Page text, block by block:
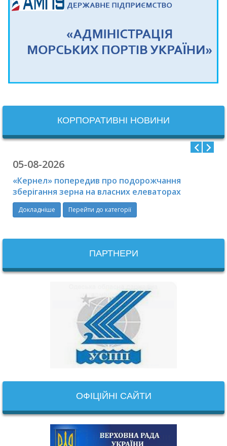
КОРПОРАТИВНІ НОВИНИ
05-08-2026
«Кернел» попередив про подорожчання
зберігання зерна на власних елеваторах
Докладніше Перейти до категорії
ПАРТНЕРИ
ОФІЦІЙНІ САЙТИ